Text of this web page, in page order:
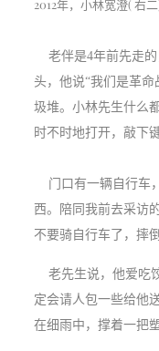
2012年，小林宽澄( 右
老伴是4年前先走的
头，他说“我们是革
圾堆。小林先生什么
时不时地打开，敲下
门口有一辆自行车
西。陪同我前去采访
不要骑自行车了，摔
老先生说，他爱吃
定会请人包一些给他
在细雨中，撑着一把